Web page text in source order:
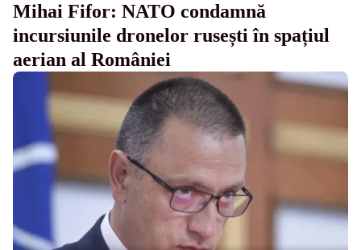
Mihai Fifor: NATO condamnă
incursiunile dronelor rusești în spațiul
aerian al României